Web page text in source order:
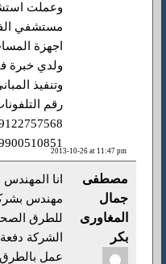
2013-10-26 at 11:47 pm
وعملت
مستشفي
اجهزة
ولدي خبرة
وتنفيذ
رقم
مصطفى
جمال
المغاورى
بكر
انا
مهندس
للطرق
عمل بالطرق